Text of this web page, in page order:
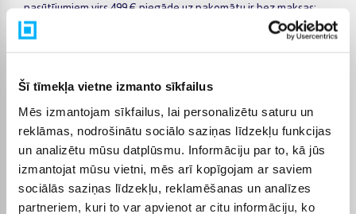
Šī tīmekļa vietne izmanto sīkfailus
Mēs izmantojam sīkfailus, lai personalizētu saturu un
reklāmas, nodrošinātu sociālo saziņas līdzekļu funkcijas
un analizētu mūsu datplūsmu. Informāciju par to, kā jūs
izmantojat mūsu vietni, mēs arī kopīgojam ar saviem
sociālās saziņas līdzekļu, reklamēšanas un analīzes
partneriem, kuri to var apvienot ar citu informāciju, ko
pasūtījumiem virs 499 € piegāde uz pakomātu ir bez maksas;
kurjera piegāde maksā no 3,99 €. Precīzs katras preces
piegādes termiņš vienmēr ir norādīts konkrētās preces lapā.
norādītajā termiņā, lai pirkumu internetā varētu saņemt jums
Pircēju atsauksmes par precēm